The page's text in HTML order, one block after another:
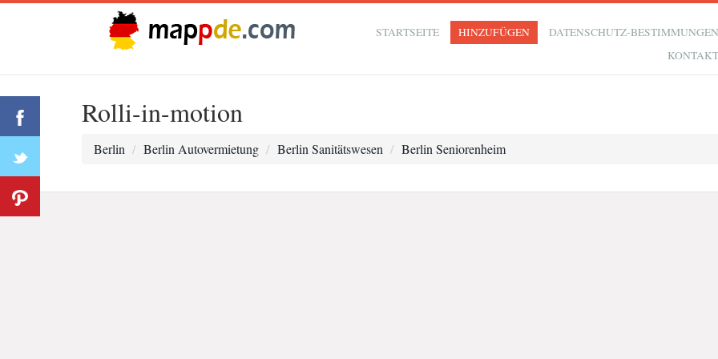
STARTSEITE HINZUFÜGEN
DATENSCHUTZ-
Rolli-in-motion
Berlin Berlin Autovermietung Berlin Sanitätswesen Berlin Seniorenheim